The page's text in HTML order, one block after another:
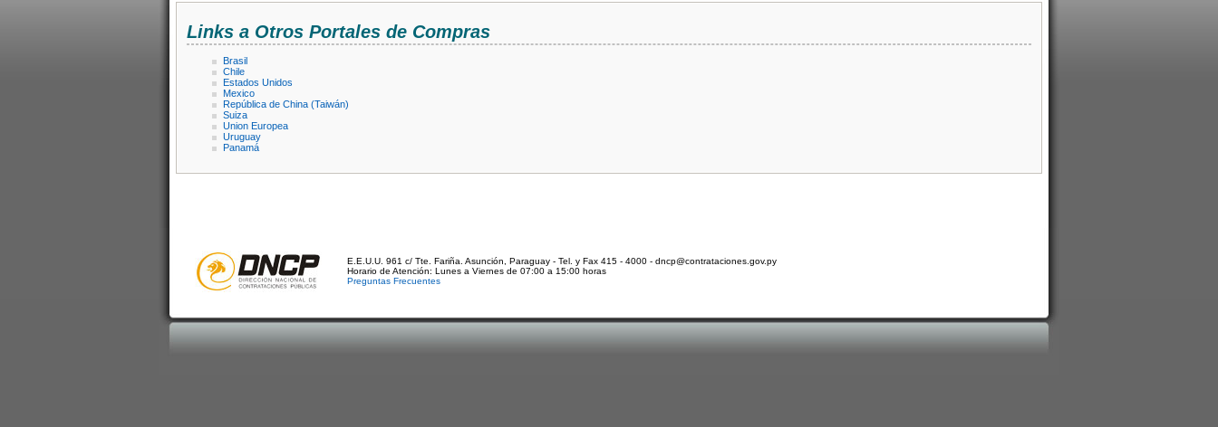
Links a Otros Portales de Compras
Brasil
Chile
Estados Unidos
Mexico
República de China (Taiwán)
Suiza
Union Europea
Uruguay
Panamá
E.E.U.U. 961 c/ Tte. Fariña. Asunción, Paraguay - Tel. y Fax 415 - 4000 - dncp@contrataciones.gov.py
Horario de Atención: Lunes a Viernes de 07:00 a 15:00 horas
Preguntas Frecuentes